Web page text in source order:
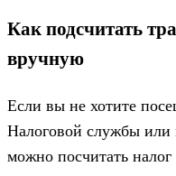
Как подсчитать
вручную
Если вы не хотите
Налоговой службы или
можно посчитать